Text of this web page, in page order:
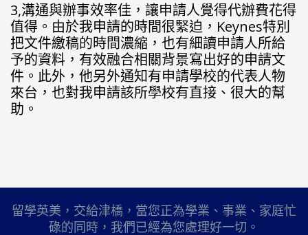
3,溝通與辦事效率佳，讓申請人覺得代辦費花得
值得。由於我申請的時間很緊迫，Keynes特別
把文件繳稿的時間濃縮，也有細讀申請人所給
予的資料，有效融合相關背景寫出好的申請文
件。此外，他另外通知有申請學校的代表人物
來台，也對我申請該所學校有直接、很大的幫
助。
留學英美，交給津橋，當您正為學業、事業、家庭忙
碌的同時，我們已經為您處理好一切。